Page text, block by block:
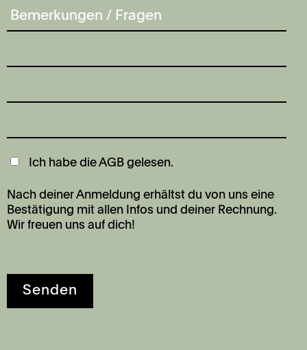
Ich habe dieAGB gelesen.
Nach deiner Anmeldung erhältst du von uns eine
Bestätigung mit allen Infos und deiner Rechnung.
Wir freuen uns auf dich!